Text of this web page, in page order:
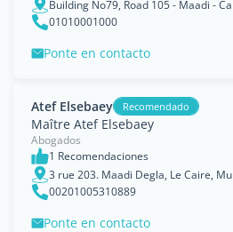
Building No79, Road 105 - Maadi -
01010001000
Ponte en contacto
Atef Elsebaey Recomendado
Maître Atef Elsebaey
Abogados
1 Recomendaciones
3 rue 203. Maadi Degla, Le Caire,
00201005310889
Ponte en contacto